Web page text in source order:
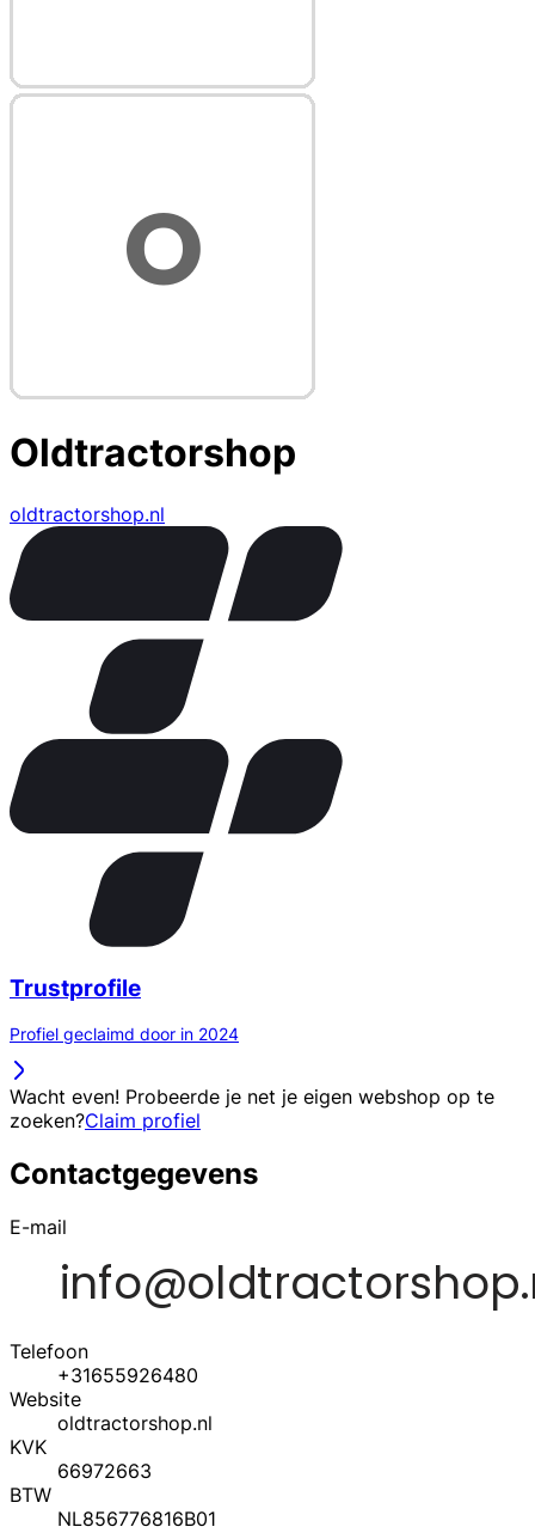
Oldtractorshop
oldtractorshop.nl
Trustprofile
Profiel geclaimd door in 2024
Wacht even! Probeerde je net je eigen webshop op te
zoeken?Claim profiel
Contactgegevens
E-mail
Telefoon
+31655926480
Website
oldtractorshop.nl
KVK
66972663
BTW
NL856776816B01